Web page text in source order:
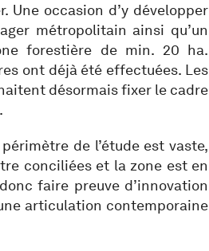
Une occasion d’y développer
métropolitain ainsi qu’un
forestière de min. 20 ha.
ont déjà été effectuées. Les
désormais fixer le cadre
de l’étude est vaste,
conciliées et la zone est en
faire preuve d’innovation
articulation contemporaine